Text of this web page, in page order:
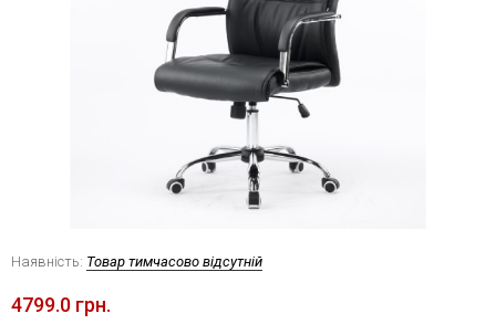
Наявність: Товар тимчасово відсутній
4799.0 грн.